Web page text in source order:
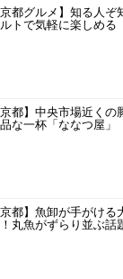
京都グルメ】知る人
トで気軽に楽しめる
京都】中央市場近く
な一杯「ななつ屋」
京都】魚卸が手がけ
丸魚がずらり並ぶ話